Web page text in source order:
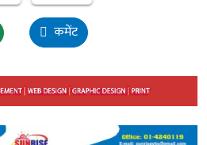
कमेंट